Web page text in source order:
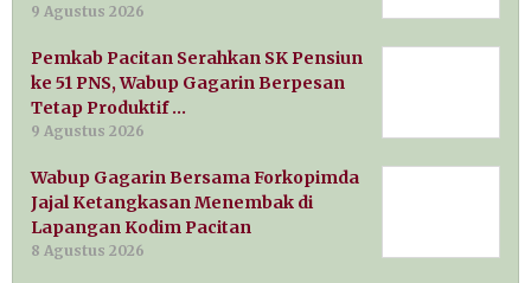
9 Agustus 2026
Pemkab Pacitan Serahkan SK Pensiun
ke 51 PNS, Wabup Gagarin Berpesan
Tetap Produktif …
9 Agustus 2026
Wabup Gagarin Bersama Forkopimda
Jajal Ketangkasan Menembak di
Lapangan Kodim Pacitan
8 Agustus 2026